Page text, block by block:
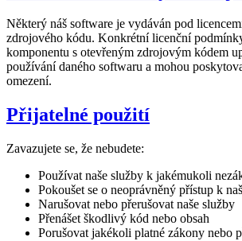
Některý náš software je vydáván pod
zdrojového kódu. Konkrétní licenční
komponentu s otevřeným zdrojovým kódem
používání daného softwaru a mohou
omezení.
Přijatelné použití
Zavazujete se, že nebudete:
Používat naše služby k jakémukoli
Pokoušet se o neoprávněný přístup k
Narušovat nebo přerušovat naše služby
Přenášet škodlivý kód nebo obsah
Porušovat jakékoli platné zákony nebo